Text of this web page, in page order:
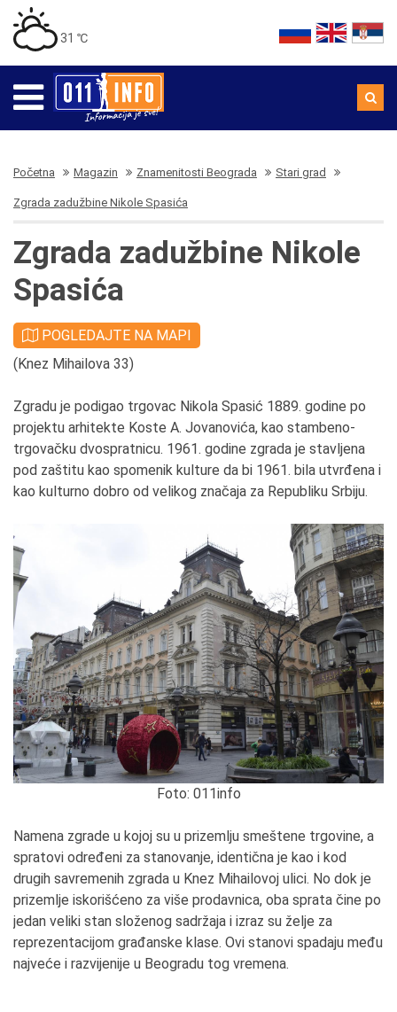
31 ℃
Početna Magazin Znamenitosti Beograda Stari grad
Zgrada zadužbine Nikole Spasića
Zgrada zadužbine Nikole
Spasića
POGLEDAJTE NA MAPI
(Knez Mihailova 33)
Zgradu je podigao trgovac Nikola Spasić 1889. godine po
projektu arhitekte Koste A. Jovanovića, kao stambeno-
trgovačku dvospratnicu. 1961. godine zgrada je stavljena
pod zaštitu kao spomenik kulture da bi 1961. bila utvrđena i
kao kulturno dobro od velikog značaja za Republiku Srbiju.
Foto: 011info
Namena zgrade u kojoj su u prizemlju smeštene trgovine, a
spratovi određeni za stanovanje, identična je kao i kod
drugih savremenih zgrada u Knez Mihailovoj ulici. No dok je
prizemlje iskorišćeno za više prodavnica, oba sprata čine po
jedan veliki stan složenog sadržaja i izraz su želje za
reprezentacijom građanske klase. Ovi stanovi spadaju među
najveće i razvijenije u Beogradu tog vremena.